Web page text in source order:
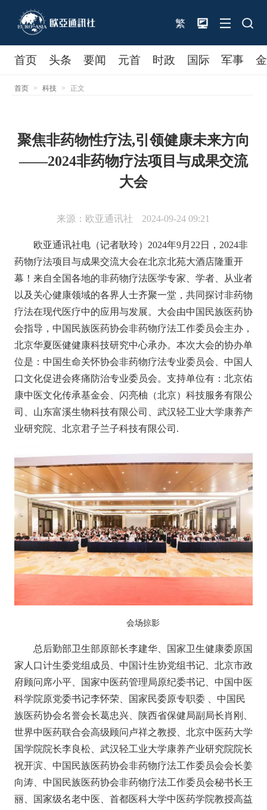
繁
首页 头条 要闻 元首 时政 国际 军事
首页 > 科技 > 正文
聚焦非药物性疗法,引领健康未来方向
——2024非药物疗法项目与成果交流
大会
来源：欧亚通讯社 2024-09-24 09:21
欧亚通讯社电（记者耿玲）2024年9月22日，2024非
药物疗法项目与成果交流大会在北京北苑大酒店隆重开
幕！ 来自全国各地的非药物疗法医学专家 学者、
从业者
以及关心健康领域的各界人士齐聚一堂，共同探讨非药物
疗法在现代医疗中的应用与发展。 大会由中国民族医药协
会指导，中国民族医药协会非药物疗法工作委员会主办，
北京华夏医健健康科技研究中心承办。本次大会的协办单
位是：中国生命关怀协会非药物疗法专业委员会、中国人
口文化促进会疼痛防治专业委员会。支持单位有：北京佑
康中医文化传承基金会、闪亮柚（北京）科技服务有限公
司、山东富溪生物科技有限公司、武汉轻工业大学康养产
业研究院、北京君子兰子科技有限公司.
会场掠影
总后勤部卫生部原部长李建华、国家卫生健康委原国
家人口计生委党组成员、中国计生协党组书记、北京市政
府顾问席小平、国家中医药管理局原纪委书记、中国中医
科学院原党委书记李怀荣、国家民委原专职委 、中国民
族医药协会名誉会长葛忠兴、陕西省保健局副局长肖刚、
世界中医药联合会高级顾问卢祥之教授 、北京中医药大学
国学院院长李良松、武汉轻工业大学康养产业研究院院长
祝开滨、中国民族医药协会非药物疗法工作委员会会长姜
向涛、中国民族医药协会非药物疗法工作委员会秘书长王
丽、国家级名老中医、首都医科大学中医药学院教授高益